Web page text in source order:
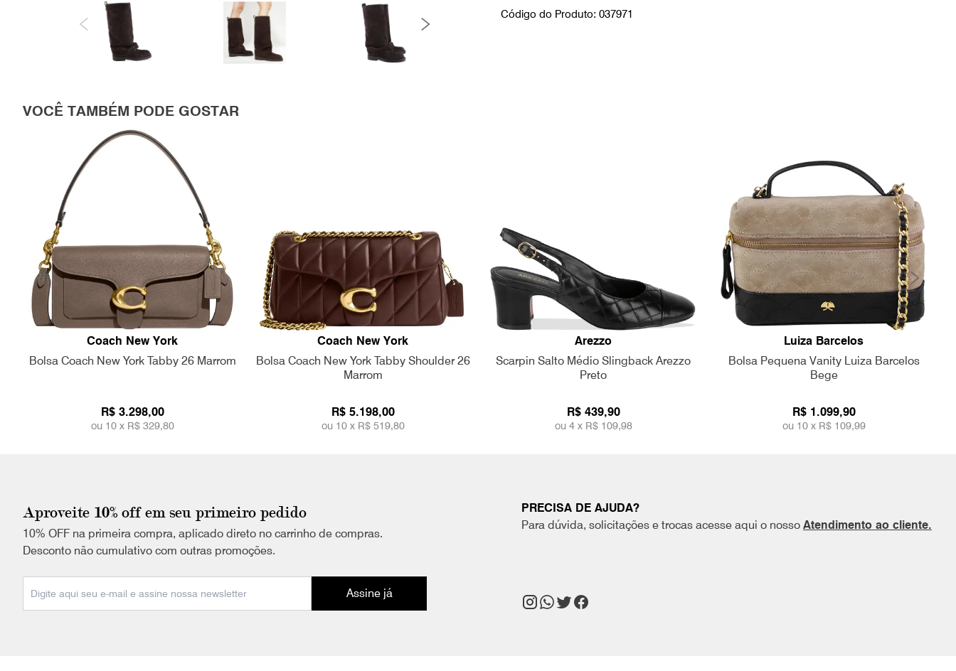
Código do Produto: 037971
VOCÊ TAMBÉM PODE GOSTAR
Coach New York
Bolsa Coach New York Tabby 26 Marrom
R$ 3.298,00
ou 10 x R$ 329,80
Coach New York
Bolsa Coach New York Tabby Shoulder 26
Marrom
R$ 5.198,00
ou 10 x R$ 519,80
Arezzo
Scarpin Salto Médio Slingback Arezzo
Preto
R$ 439,90
ou 4 x R$ 109,98
Luiza Barcelos
Bolsa Pequena Vanity Luiza Barcelos
Bege
R$ 1.099,90
ou 10 x R$ 109,99
Aproveite 10% off em seu primeiro pedido
10% OFF na primeira compra, aplicado direto no carrinho de compras.
Desconto não cumulativo com outras promoções.
Assine já
PRECISA DE AJUDA?
Para dúvida, solicitações e trocas acesse aqui o nosso Atendimento ao cliente.